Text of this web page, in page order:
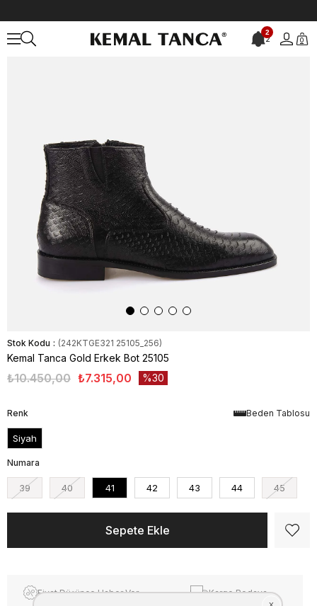
2
2 0
Stok Kodu (242KTGE321 25105_256)
Kemal Tanca Gold Erkek Bot 25105
₺10.450,00 ₺7.315,00 30
Beden Tablosu
Renk
Siyah
Numara
39 40 41 42 43 44 45
Fiyat Düşünce Haber Ver Kargo Bedava